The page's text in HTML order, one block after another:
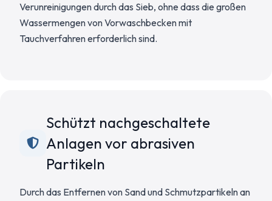
Verunreinigungen durch das Sieb, ohne dass die großen
Wassermengen von Vorwaschbecken mit
Tauchverfahren erforderlich sind.
Schützt nachgeschaltete
Anlagen vor abrasiven
Partikeln
Durch das Entfernen von Sand und Schmutzpartikeln an